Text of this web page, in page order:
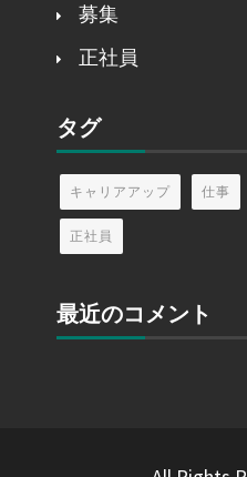
募集
正社員
タグ
キャリアアップ 仕事
正社員
最近のコメント